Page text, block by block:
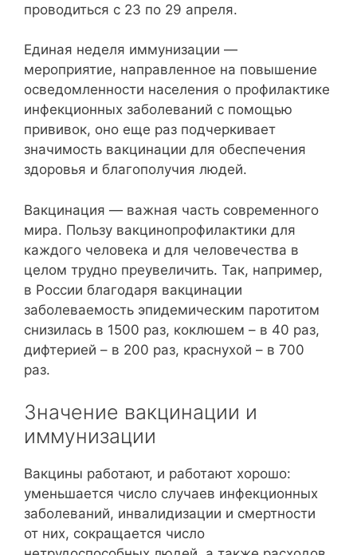
проводиться с 23 по 29 апреля.
Единая неделя иммунизации —
мероприятие, направленное на повышение
осведомленности населения о профилактике
инфекционных заболеваний с помощью
прививок, оно еще раз подчеркивает
значимость вакцинации для обеспечения
здоровья и благополучия людей.
Вакцинация — важная часть современного
мира. Пользу вакцинопрофилактики для
каждого человека и для человечества в
целом трудно преувеличить. Так, например,
в России благодаря вакцинации
заболеваемость эпидемическим паротитом
снизилась в 1500 раз, коклюшем – в 40 раз,
дифтерией – в 200 раз, краснухой – в 700
раз.
Значение вакцинации и
иммунизации
Вакцины работают, и работают хорошо:
уменьшается число случаев инфекционных
заболеваний, инвалидизации и смертности
от них, сокращается число